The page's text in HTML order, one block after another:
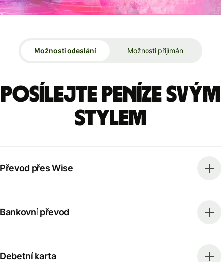
Možnosti odeslání Možnosti přijímání
Posílejte peníze svým
stylem
Převod přes Wise
Bankovní převod
Debetní karta